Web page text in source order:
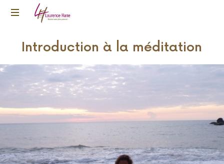
réaliser
plein
potentiel
Introduction à la méditation